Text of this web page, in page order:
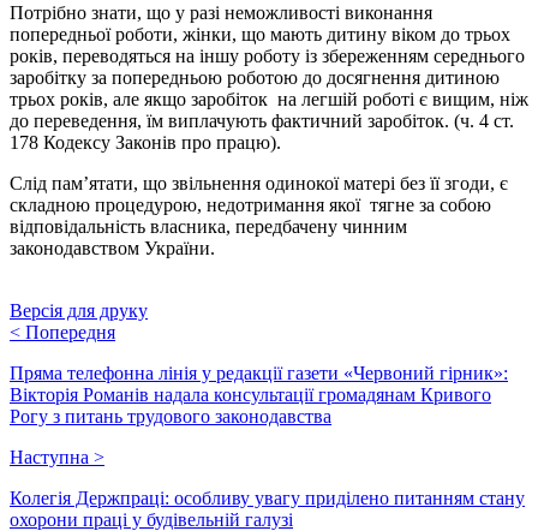
Потрібно знати, що у разі неможливості виконання
попередньої роботи, жінки, що мають дитину віком до трьох
років, переводяться на іншу роботу із збереженням середнього
заробітку за попередньою роботою до досягнення дитиною
трьох років, але якщо заробіток на легшій роботі є вищим, ніж
до переведення, їм виплачують фактичний заробіток. (ч. 4 ст.
178 Кодексу Законів про працю).
Слід пам’ятати, що звільнення одинокої матері без її згоди, є
складною процедурою, недотримання якої тягне за собою
відповідальність власника, передбачену чинним
законодавством України.
Версія для друку
< Попередня
Пряма телефонна лінія у редакції газети «Червоний гірник»:
Вікторія Романів надала консультації громадянам Кривого
Рогу з питань трудового законодавства
Наступна >
Колегія Держпраці: особливу увагу приділено питанням стану
охорони праці у будівельній галузі